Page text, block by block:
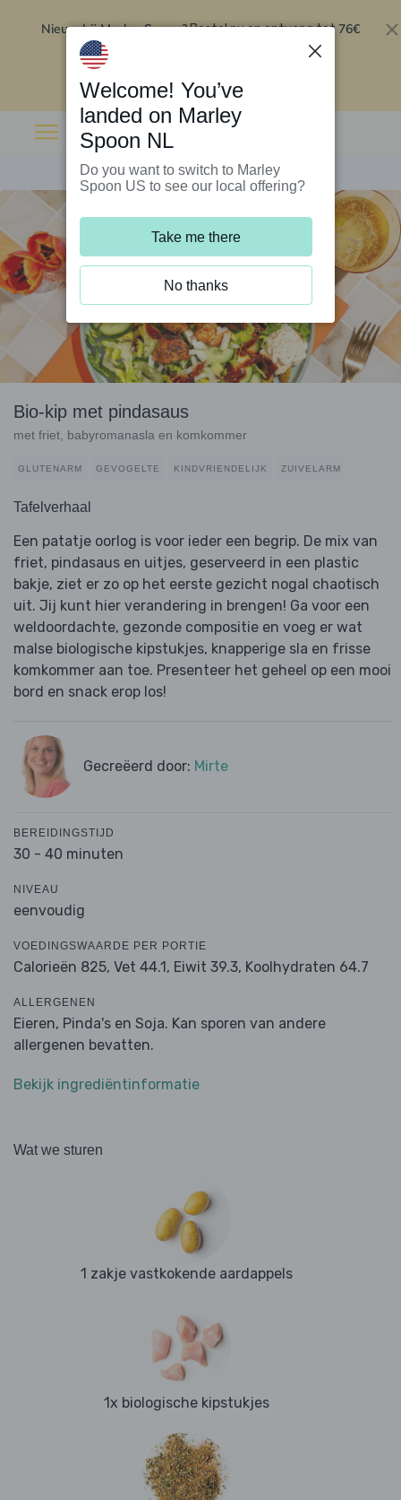
Nieuw bij Marley Spoon?Bestel nu en ontvang tot 76€
Bio-kip met pindasaus
met friet, babyromanasla en komkommer
GLUTENARM GEVOGELTE KINDVRIENDELIJK ZUIVELARM
Tafelverhaal
Een patatje oorlog is voor ieder een begrip. De mix van
friet, pindasaus en uitjes, geserveerd in een plastic
bakje, ziet er zo op het eerste gezicht nogal chaotisch
uit. Jij kunt hier verandering in brengen! Ga voor een
weldoordachte, gezonde compositie en voeg er wat
malse biologische kipstukjes, knapperige sla en frisse
komkommer aan toe. Presenteer het geheel op een mooi
bord en snack erop los!
Gecreëerd door: Mirte
BEREIDINGSTIJD
30 - 40 minuten
NIVEAU
eenvoudig
VOEDINGSWAARDE PER PORTIE
Calorieën 825, Vet 44.1, Eiwit 39.3, Koolhydraten 64.7
ALLERGENEN
Eieren, Pinda's en Soja. Kan sporen van andere
allergenen bevatten.
Bekijk ingrediëntinformatie
Wat we sturen
1 zakje vastkokende aardappels
1x biologische kipstukjes
Welcome! You’ve
landed on Marley
Spoon NL
Do you want to switch to Marley
Spoon US to see our local offering?
Take me there
No thanks